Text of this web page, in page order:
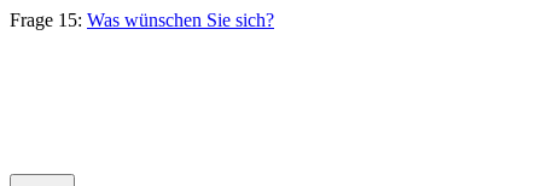
Frage 15: Was wünschen Sie sich?